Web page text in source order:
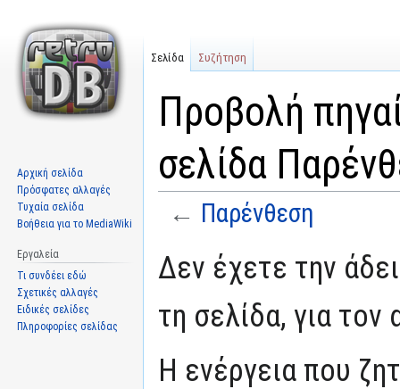
Προβολή
σελίδα
← Παρένθεση
στην
στην
Δεν έχετε την
τη σελίδα, για
Η ενέργεια που
Σελίδα Συζήτηση
Αρχική σελίδα
Πρόσφατες αλλαγές
Τυχαία σελίδα
Βοήθεια για το MediaWiki
Εργαλεία
Τι συνδέει εδώ
Σχετικές αλλαγές
Ειδικές σελίδες
Πληροφορίες σελίδας